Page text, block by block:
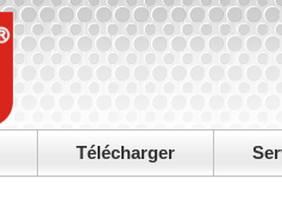
Télécharger